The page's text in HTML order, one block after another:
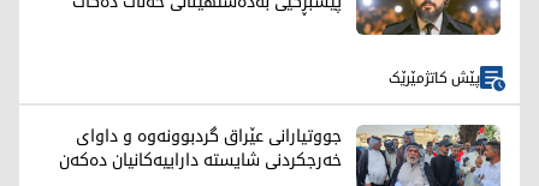
پێش کاتژمێرێک
جووتیارانی عێراق گردبوونەوە و داوای
خەرجکردنی شایستە داراییەکانیان دەکەن